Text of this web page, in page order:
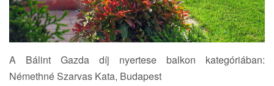
A Bálint Gazda díj nyertese balkon kategóriában:
Némethné Szarvas Kata, Budapest